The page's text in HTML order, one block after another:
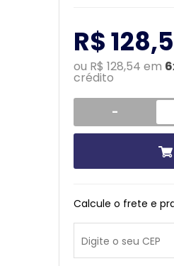
R$
ou R$ 128,54 em
crédito
-
Calcule o frete e